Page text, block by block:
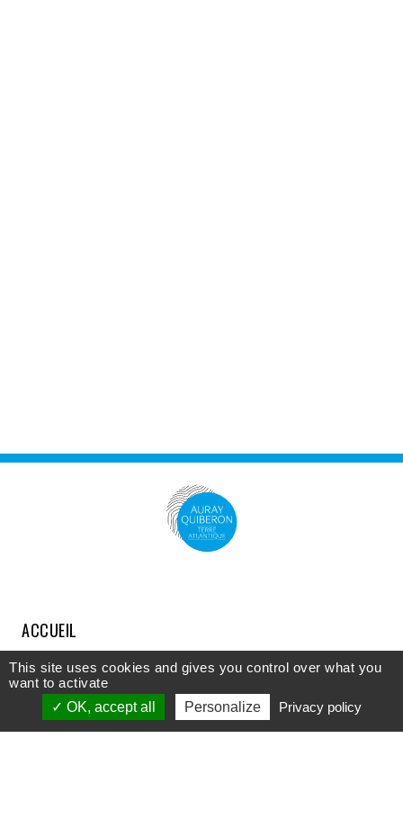
ACCUEIL
COMPRENDRE
DÉCOUVRIR
This site uses cookies and gives you control over what you
want to activate
OK, accept all
Personalize Privacy policy